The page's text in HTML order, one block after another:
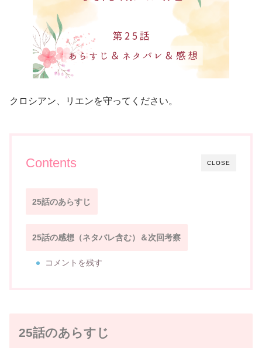
クロシアン、リエンを守ってください。
CLOSE
Contents
25話のあらすじ
25話の感想（ネタバレ含む）＆次回考察
コメントを残す
25話のあらすじ